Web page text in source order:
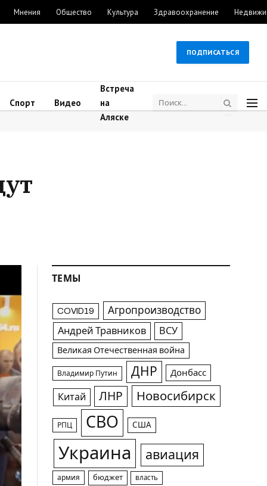
Мнения Общество Культура Здравоохранение
ПОДПИСАТЬСЯ
Спорт Видео
Встреча
на
Аляске
ТЕМЫ
COVID19 Агропроизводство
Андрей Травников ВСУ
Великая Отечественная война
Владимир Путин ДНР Донбасс
Китай ЛНР Новосибирск
РПЦ СВО США
Украина авиация
армия бюджет власть